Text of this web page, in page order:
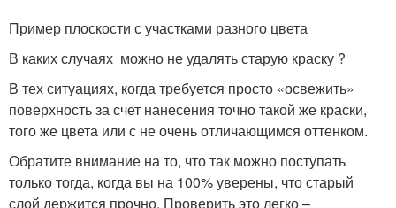
Пример плоскости с участками разного цвета
В каких случаях можно не удалять старую краску ?
В тех ситуациях, когда требуется просто «освежить»
поверхность за счет нанесения точно такой же краски,
того же цвета или с не очень отличающимся оттенком.
Обратите внимание на то, что так можно поступать
только тогда, когда вы на 100% уверены, что старый
слой держится прочно. Проверить это легко –